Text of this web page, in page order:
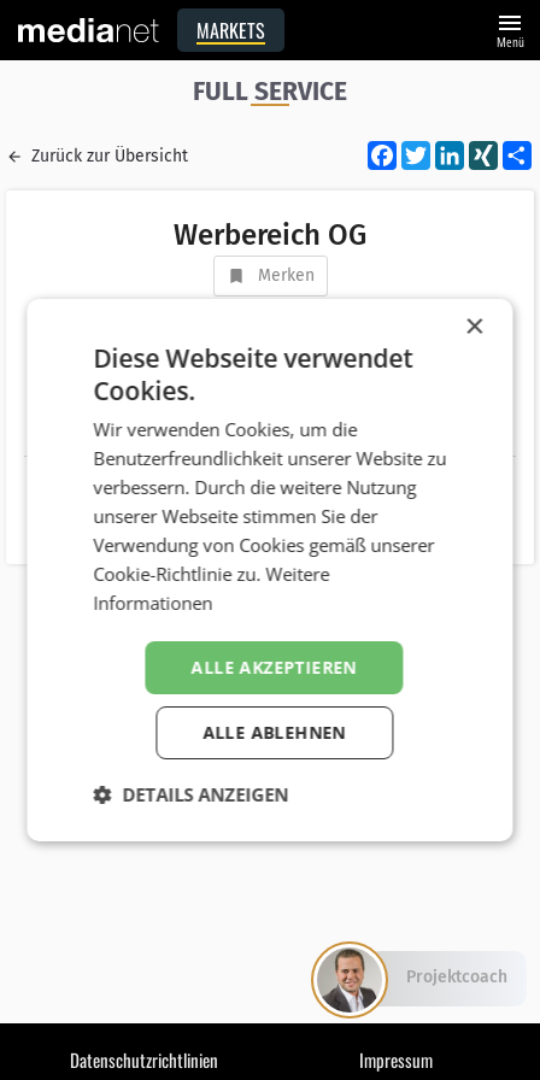
MARKETS menu
Menü
FULL SERVICE
Zurück zur Übersicht Facebook
Twitter XING
Werbereich OG
Merken
AT 9020 Klagenfurt
Telefonnummer +43 (664) 73934272
Website http://WWW.WERBE-REICH.AT
Datenschutzrichtlinien Impressum
×
Diese Webseite verwendet
Cookies.
Wir verwenden Cookies, um die
Benutzerfreundlichkeit unserer Website zu
verbessern. Durch die weitere Nutzung
unserer Webseite stimmen Sie der
Verwendung von Cookies gemäß unserer
Cookie-Richtlinie zu.Weitere
Informationen
ALLE AKZEPTIEREN
ALLE ABLEHNEN
DETAILS ANZEIGEN
Projektcoach